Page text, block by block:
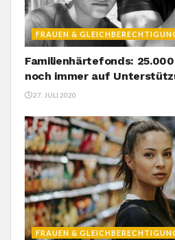
FRAUEN &
Familienhärtefonds:
noch immer auf
27. JULI 2020
FRAUEN &